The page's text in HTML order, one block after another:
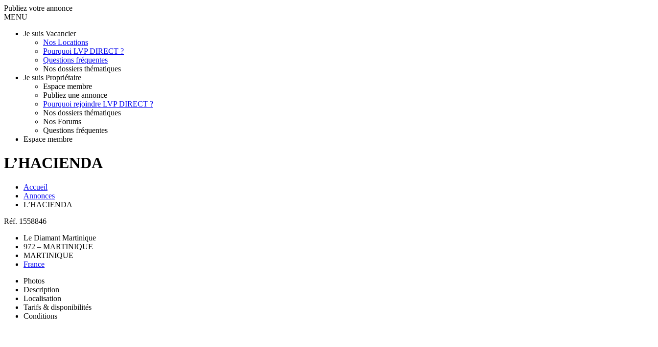
Publiez votre annonce
MENU
Je suis Vacancier
Nos Locations
Pourquoi LVP DIRECT ?
Questions fréquentes
Nos dossiers thématiques
Je suis Propriétaire
Espace membre
Publiez une annonce
Pourquoi rejoindre LVP DIRECT ?
Nos dossiers thématiques
Nos Forums
Questions fréquentes
Espace membre
L’HACIENDA
Accueil
Annonces
L’HACIENDA
Réf. 1558846
Le Diamant Martinique
972 – MARTINIQUE
MARTINIQUE
France
Photos
Description
Localisation
Tarifs & disponibilités
Conditions